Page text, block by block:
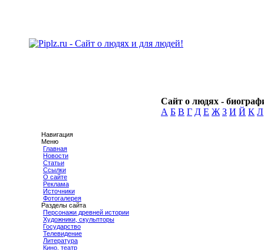
Сайт о людях -
А Б В Г Д Е Ж З И Й К Л
Навигация
Меню
Главная
Новости
Статьи
Ссылки
О сайте
Реклама
Источники
Фотогалерея
Разделы сайта
Персонажи древней истории
Художники, скульпторы
Государство
Телевидение
Литература
Кино, театр